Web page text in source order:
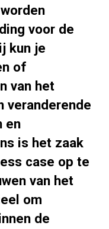
voor de
kun je
of
van het
veranderende
en
is het zaak
case op te
van het
om
de